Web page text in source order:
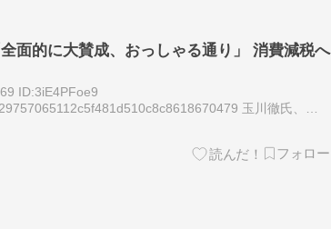
面的に大賛成、おっしゃる通り」 消費減税へ
ID:3iE4PFoe9
玉川徹氏、生